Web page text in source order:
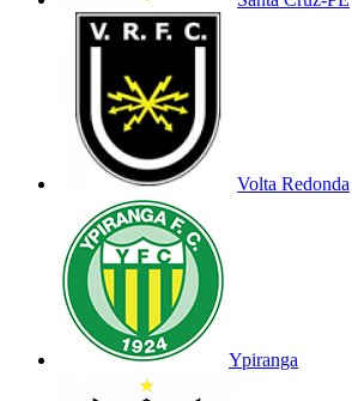
Volta Redonda
Ypiranga